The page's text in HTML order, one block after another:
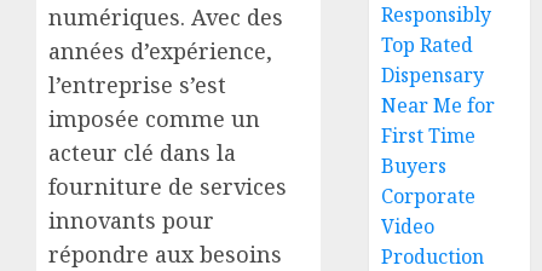
numériques. Avec des
années d’expérience,
l’entreprise s’est
imposée comme un
acteur clé dans la
fourniture de services
innovants pour
répondre aux besoins
Responsibly
Top Rated
Dispensary
Near Me for
First Time
Buyers
Corporate
Video
Production